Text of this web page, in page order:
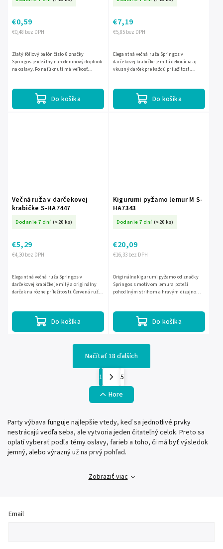
€0,48 bez DPH
€0,59
Do košíka
Zlatý fóliový balón číslo 8 značky
Springos je ideálny narodeninový doplnok
na oslavy. Po nafúknutí má veľkosť
€5,85 bez DPH
€7,19
Do košíka
Elegantná večná ruža Springos v
darčekovej krabičke je milá dekorácia aj
vkusný darček pre každú príležitosť.
Večná ruža v darčekovej
krabičke S-HA7447
Dodanie 7 dní (>20 ks)
€4,30 bez DPH
€5,29
Do košíka
Elegantná večná ruža Springos v
darčekovej krabičke je milý a originálny
darček na rôzne príležitosti. Červená ruža
Kigurumi pyžamo lemur M S-
HA7343
Dodanie 7 dní (>20 ks)
€16,33 bez DPH
€20,09
Do košíka
Originálne kigurumi pyžamo od značky
Springos s motívom lemura poteší
pohodlným strihom a hravým dizajnom.
Načítať 18 ďalších
1
5
Hore
Party výbava funguje najlepšie vtedy, keď sa jednotlivé prvky
nestrácajú vedľa seba, ale vytvoria jeden čitateľný celok. Preto sa
oplatí vyberať podľa témy oslavy, farieb a toho, či má byť výsledok
jemný, alebo výrazný už na prvý pohľad.
Zobraziť viac
Email